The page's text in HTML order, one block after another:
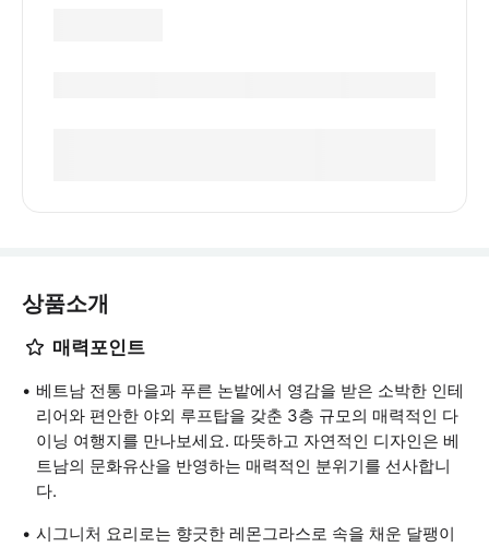
상품소개
매력포인트
베트남 전통 마을과 푸른 논밭에서 영감을 받은 소박한 인테
리어와 편안한 야외 루프탑을 갖춘 3층 규모의 매력적인 다
이닝 여행지를 만나보세요. 따뜻하고 자연적인 디자인은 베
트남의 문화유산을 반영하는 매력적인 분위기를 선사합니
다.
시그니처 요리로는 향긋한 레몬그라스로 속을 채운 달팽이